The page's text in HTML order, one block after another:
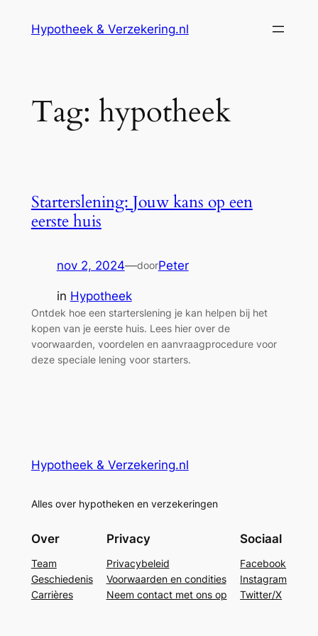
Hypotheek & Verzekering.nl
Tag: hypotheek
Starterslening: Jouw kans op een
eerste huis
nov 2, 2024—doorPeter
in Hypotheek
Ontdek hoe een starterslening je kan helpen bij het
kopen van je eerste huis. Lees hier over de
voorwaarden, voordelen en aanvraagprocedure voor
deze speciale lening voor starters.
Hypotheek & Verzekering.nl
Alles over hypotheken en verzekeringen
Over
Team
Geschiedenis
Carrières
Privacy
Privacybeleid
Voorwaarden en condities
Neem contact met ons op
Sociaal
Facebook
Instagram
Twitter/X